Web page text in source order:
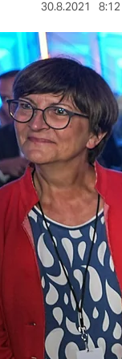
30.8.2021